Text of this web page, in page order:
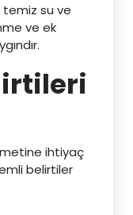
temiz su ve
ve ek
ihtiyaç
belirtiler